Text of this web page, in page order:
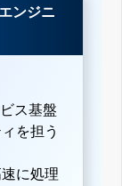
ンジニ
ス基盤
を担う
に処理